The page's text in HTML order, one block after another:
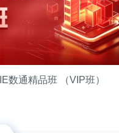
数通精品班 （VIP班）